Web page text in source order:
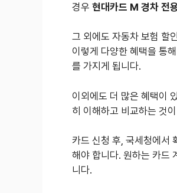
경우 현대카드 M 경차 전
그 외에도 자동차 보험 할
이렇게 다양한 혜택을 통
를 가지게 됩니다.
이외에도 더 많은 혜택이
히 이해하고 비교하는 것
카드 신청 후, 국세청에서
해야 합니다. 원하는 카드
니다.